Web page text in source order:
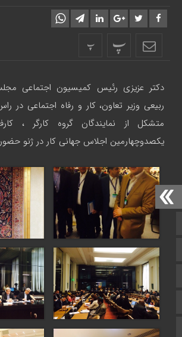
صفحه نخست
تالار گفتمان
اپلیکیشن سایت
سروش
پ پ
دکتر عزیزی رئیس کمیسیون اجتماعی
ربیعی وزیر تعاون، کار و رفاه اجتماعی در
متشکل از نمایندگان گروه کارگر ،
یکصدوچهارمین اجلاس جهانی کار در ژنو حضور